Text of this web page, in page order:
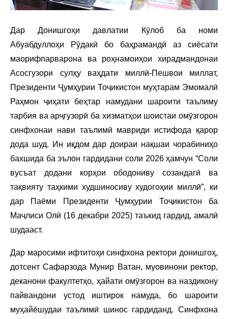
Дар Донишгоҳи давлатии Кӯлоб ба номи
Абуабдуллоҳи Рӯдакӣ бо баҳрамандӣ аз сиёсати
маорифпарварона ва роҳнамоиҳои хирадмандонаи
Асосгузори сулҳу ваҳдати миллӣ-Пешвои миллат,
Президенти Ҷумҳурии Тоҷикистон муҳтарам Эмомалӣ
Раҳмон ҷиҳати беҳтар намудани шароити таълиму
тарбия ва арҷгузорӣ ба хизматҳои шоистаи омӯзгорон
синфхонаи нави таълимӣ мавриди истифода қарор
дода шуд. Ин иқдом дар доираи нақшаи чорабиниҳо
бахшида ба эълон гардидани соли 2026 ҳамчун “Соли
вусъат додани корҳои ободониву созандагӣ ва
тақвияту таҳкими худшиносиву худогоҳии миллӣ”, ки
дар Паёми Президенти Ҷумҳурии Тоҷикистон ба
Маҷлиси Олӣ (16 декабри 2025) таъкид гардид, амалӣ
шудааст.
Дар маросими ифтитоҳи синфхона ректори донишгоҳ,
дотсент Сафарзода Мунир Ватан, муовинони ректор,
деканони факултетҳо, ҳайати омӯзгорон ва наздикону
пайвандони устод иштирок намуда, бо шароити
муҳайёшудаи таълимӣ шинос гардиданд. Синфхона